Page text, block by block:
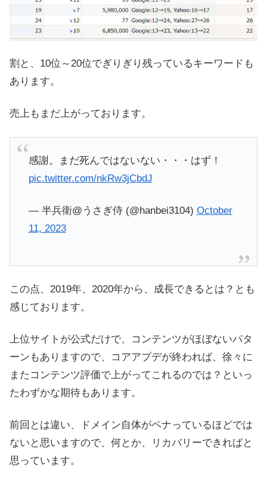
割と、10位～20位でぎりぎり残っているキーワードも
あります。
売上もまだ上がっております。
感謝。まだ死んではないない・・・はず！
pic.twitter.com/nkRw3jCbdJ
— 半兵衛@うさぎ侍 (@hanbei3104) October
11, 2023
この点、2019年、2020年から、成長できるとは？とも
感じております。
上位サイトが公式だけで、コンテンツがほぼないパタ
ーンもありますので、コアアプデが終われば、徐々に
またコンテンツ評価で上がってこれるのでは？といっ
たわずかな期待もあります。
前回とは違い、ドメイン自体がペナっているほどでは
ないと思いますので、何とか、リカバリーできればと
思っています。